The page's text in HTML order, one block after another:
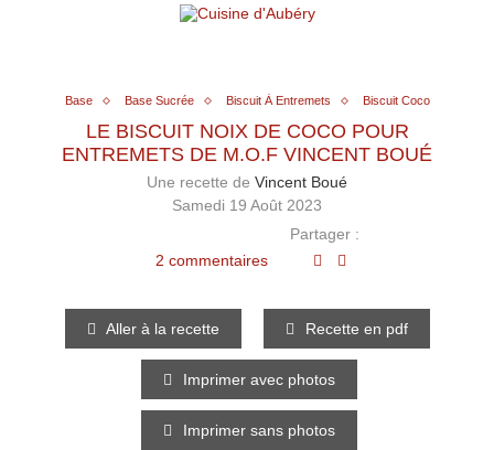
Base Base Sucrée Biscuit À Entremets Biscuit Coco
LE BISCUIT NOIX DE COCO POUR
ENTREMETS DE M.O.F VINCENT BOUÉ
Une recette de Vincent Boué
Samedi 19 Août 2023
2 commentaires
Partager :
Aller à la recette Recette en pdf
Imprimer avec photos
Imprimer sans photos